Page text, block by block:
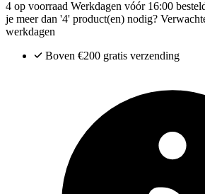
4 op voorraad Werkdagen vóór 16:00
je meer dan '4' product(en) nodig?
werkdagen
Boven €200 gratis verzending